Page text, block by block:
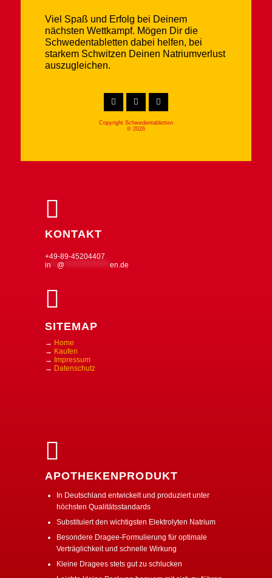
Viel Spaß und Erfolg bei Deinem
nächsten Wettkampf. Mögen Dir die
Schwedentabletten dabei helfen, bei
starkem Schwitzen Deinen Natriumverlust
auszugleichen.
Copyright Schwedentabletten
© 2026
KONTAKT
+49-89-45204407
in
@*************** en.de
SITEMAP
→ Home
→ Kaufen
→ Impressum
→ Datenschutz
APOTHEKENPRODUKT
In Deutschland entwickelt und produziert unter
höchsten Qualitätsstandards
Substituiert den wichtigsten Elektrolyten Natrium
Besondere Dragee-Formulierung für optimale
Verträglichkeit und schnelle Wirkung
Kleine Dragees stets gut zu schlucken